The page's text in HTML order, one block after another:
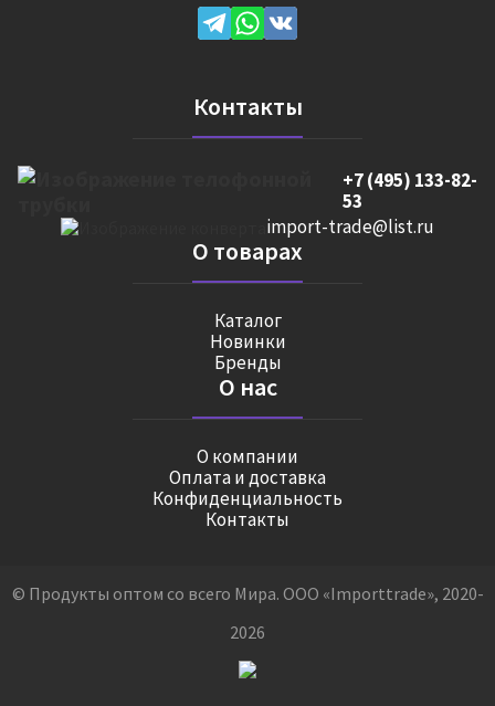
Контакты
+7 (495) 133-82-
53
import-trade@list.ru
О товарах
Каталог
Новинки
Бренды
О нас
О компании
Оплата и доставка
Конфиденциальность
Контакты
© Продукты оптом со всего Мира. ООО «Importtrade», 2020-
2026